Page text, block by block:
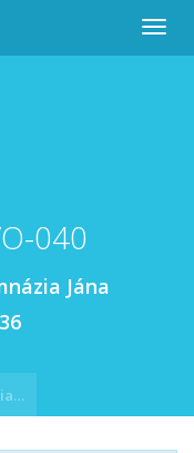
040
Jána
Ponuky a žiadosti